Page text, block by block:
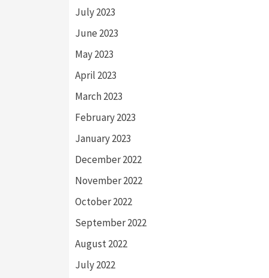
July 2023
June 2023
May 2023
April 2023
March 2023
February 2023
January 2023
December 2022
November 2022
October 2022
September 2022
August 2022
July 2022